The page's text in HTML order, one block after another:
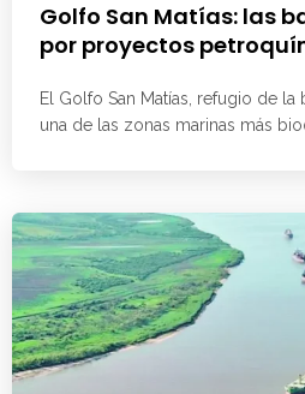
Golfo San Matías: las
por proyectos
El Golfo San Matías, refugio de la
una de las zonas marinas más